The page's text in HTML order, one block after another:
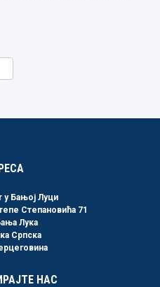
у Бањој Луци
Степановића 71
Лука
Српска
НАС